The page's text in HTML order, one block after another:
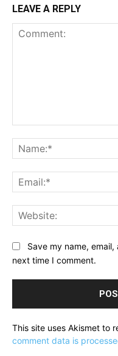
LEAVE A REPLY
Save my name,
next time I comment.
This site uses Akismet to
comment data is